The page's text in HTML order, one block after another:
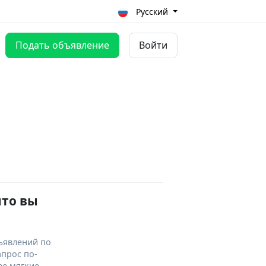
Русский
Подать объявление Войти
вы
по
по-